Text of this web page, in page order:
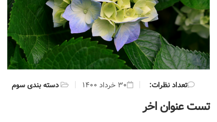
دسته بندی سوم ۳۰ خرداد ۱۴۰۰ :تعداد نظرات
تست عنوان اخر